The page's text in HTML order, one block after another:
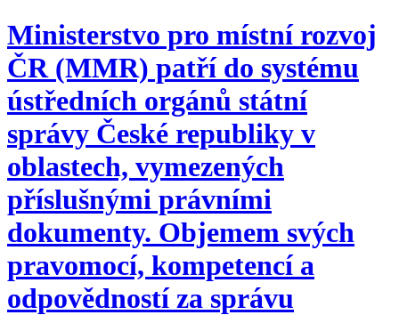
Ministerstvo pro místní rozvoj
ČR (MMR) patří do systému
ústředních orgánů státní
správy České republiky v
oblastech, vymezených
příslušnými právními
dokumenty. Objemem svých
pravomocí, kompetencí a
odpovědností za správu